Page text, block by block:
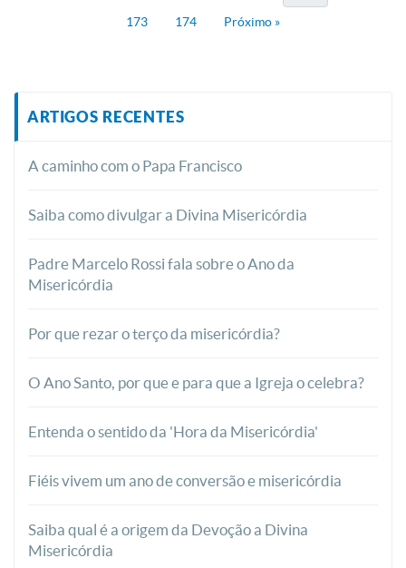
173 174 Próximo »
ARTIGOS RECENTES
A caminho com o Papa Francisco
Saiba como divulgar a Divina Misericórdia
Padre Marcelo Rossi fala sobre o Ano da
Misericórdia
Por que rezar o terço da misericórdia?
O Ano Santo, por que e para que a Igreja o celebra?
Entenda o sentido da 'Hora da Misericórdia'
Fiéis vivem um ano de conversão e misericórdia
Saiba qual é a origem da Devoção a Divina
Misericórdia